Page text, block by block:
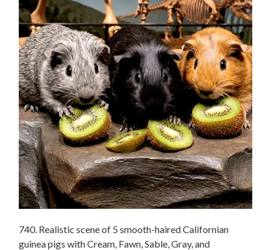
740. Realistic scene of 5 smooth-haired Californian
guinea pigs with Cream, Fawn, Sable, Gray, and